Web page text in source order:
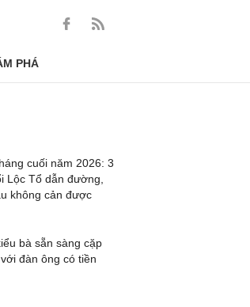
PHÁ
cuối năm 2026: 3
Lộc Tổ dẫn đường,
không cản được
bà sẵn sàng cặp
đàn ông có tiền